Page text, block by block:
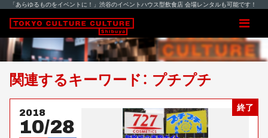
「あらゆるものをイベントに！」渋谷のイベントハウス型飲食店 会場レンタルも可能です！
関連するキーワード： プチプチ
終了
2018
10/28